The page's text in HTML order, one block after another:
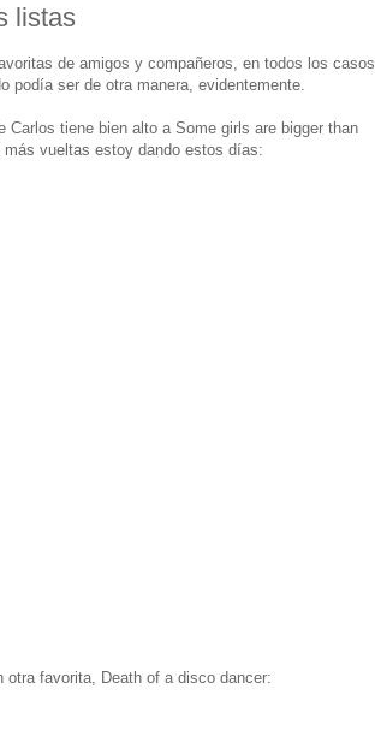
listas
de amigos y compañeros, en todos los casos
podía ser de otra manera, evidentemente.
tiene bien alto a Some girls are bigger than
vueltas estoy dando estos días:
otra favorita, Death of a disco dancer: